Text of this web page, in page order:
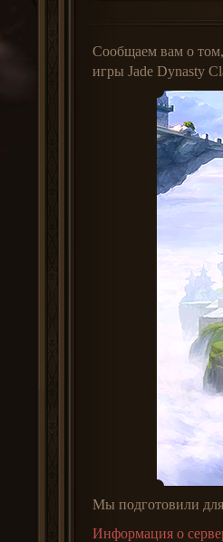
Сообщаем вам о том,
игры Jade Dynasty
Мы подготовили для
Информация о